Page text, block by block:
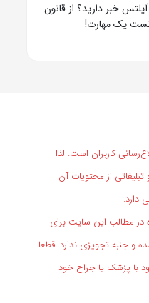
خبر دارید؟ از قانون
یک مهارت!
کاربران است. لذا
از محتویات آن
دارد.
در مطالب این سایت برای
و جنبه تجویزی ندارد. قطعا
با پزشک یا جراح خود